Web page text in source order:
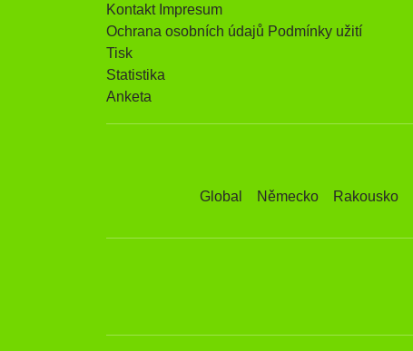
Kontakt Impresum
Ochrana osobních údajů Podmínky užití
Tisk
Statistika
Anketa
Global Německo Rakousko